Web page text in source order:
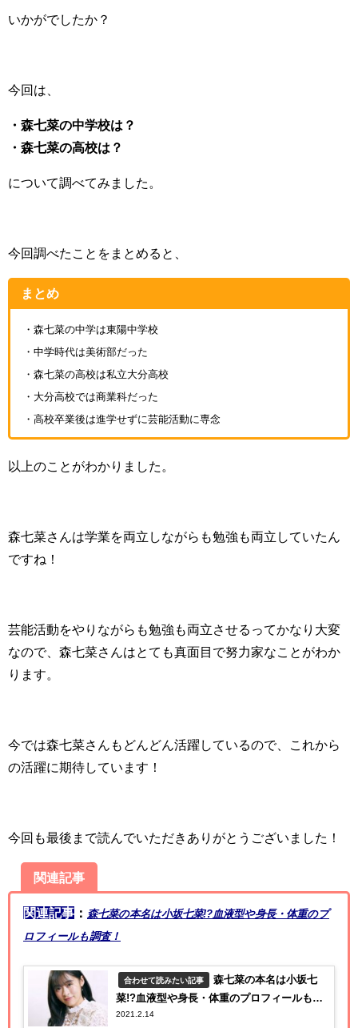
いかがでしたか？
今回は、
・森七菜の中学校は？
・森七菜の高校は？
について調べてみました。
今回調べたことをまとめると、
まとめ
・森七菜の中学は東陽中学校
・中学時代は美術部だった
・森七菜の高校は私立大分高校
・大分高校では商業科だった
・高校卒業後は進学せずに芸能活動に専念
以上のことがわかりました。
森七菜さんは学業を両立しながらも勉強も両立していたん
ですね！
芸能活動をやりながらも勉強も両立させるってかなり大変
なので、森七菜さんはとても真面目で努力家なことがわか
ります。
今では森七菜さんもどんどん活躍しているので、これから
の活躍に期待しています！
今回も最後まで読んでいただきありがとうございました！
関連記事
関連記事 ： 森七菜の本名は小坂七菜!?血液型や身長・体重のプ
ロフィールも調査！
合わせて読みたい記事
森七菜の本名は小坂七
菜!?血液型や身長・体重のプロフィールも調
査！
2021.2.14